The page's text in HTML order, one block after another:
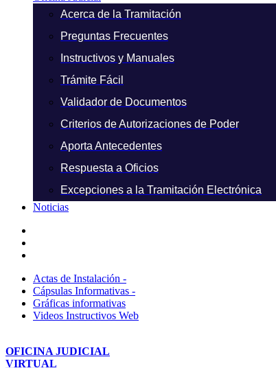
Acerca de la Tramitación
Preguntas Frecuentes
Instructivos y Manuales
Trámite Fácil
Validador de Documentos
Criterios de Autorizaciones de Poder
Aporta Antecedentes
Respuesta a Oficios
Excepciones a la Tramitación Electrónica
Noticias
Actas de Instalación -
Cápsulas Informativas -
Gráficas informativas
Videos Instructivos Web
OFICINA JUDICIAL
VIRTUAL